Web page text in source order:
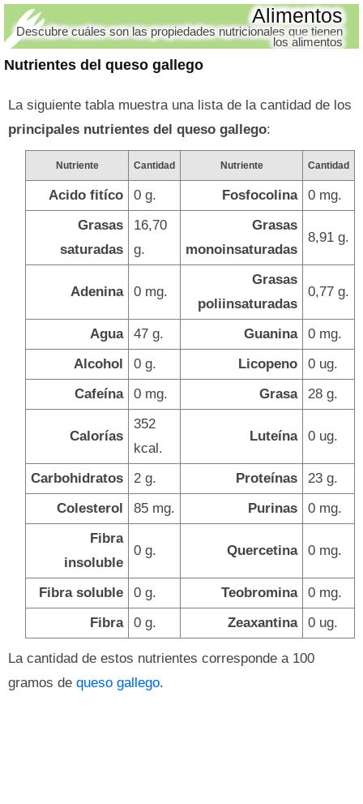
Nutrientes del queso gallego
Alimentos
Descubre cuáles son las propiedades nutricionales que tienen
los alimentos
La siguiente tabla muestra una lista de la cantidad de los
principales nutrientes del queso gallego:
Nutriente Cantidad Nutriente Cantidad
Acido fitíco 0 g. Fosfocolina
0 mg.
Grasas
saturadas
16,70
g.
Grasas
monoinsaturadas
8,91 g.
Adenina 0 mg.
Grasas
poliinsaturadas
0,77 g.
Agua 47 g. Guanina
0 mg.
Alcohol
0 g. Licopeno
0 ug.
Cafeína
0 mg. Grasa 28 g.
Calorías
352
kcal.
Luteína 0 ug.
Carbohidratos 2 g. Proteínas
23 g.
Colesterol
85 mg. Purinas
0 mg.
Fibra
insoluble
0 g. Quercetina 0 mg.
Fibra soluble 0 g. Teobromina
0 mg.
Fibra
0 g. Zeaxantina 0 ug.
La cantidad de estos nutrientes corresponde a 100
gramos de queso gallego.